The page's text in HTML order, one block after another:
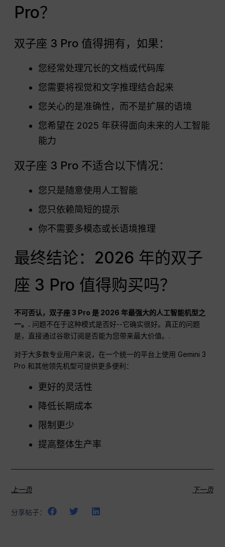
Pro？
双子座 3 Pro 值得拥有，如果：
您经常处理冗长的文档或代码库
您需要将视觉和文字推理结合起来
您关心的是准确性，而不是扩展的语境
您希望在 2025 年获得面向未来的人工智能
能力
双子座 3 Pro 不适合以下情况：
您只是随意使用人工智能
您只依赖简短的提示
你不需要多模态或长语境推理
最终结论：2026 年的双子
座 3 Pro 值得购买吗？
不可否认，双子座 3 Pro 是 2026 年最强大的人工智能机型之
一。. 问题不在于这种模式是否好--它确实很好。真正的问题
是，直接通过谷歌订阅是否能为您带来最大价值。.
对于大多数专业用户来说，在一个统一的平台上使用 Gemini 3
Pro 和其他领先机型可提供更多便利：
更好的灵活性
降低长期成本
限制更少
提高整体生产率
上一页 下一页
分享帖子：